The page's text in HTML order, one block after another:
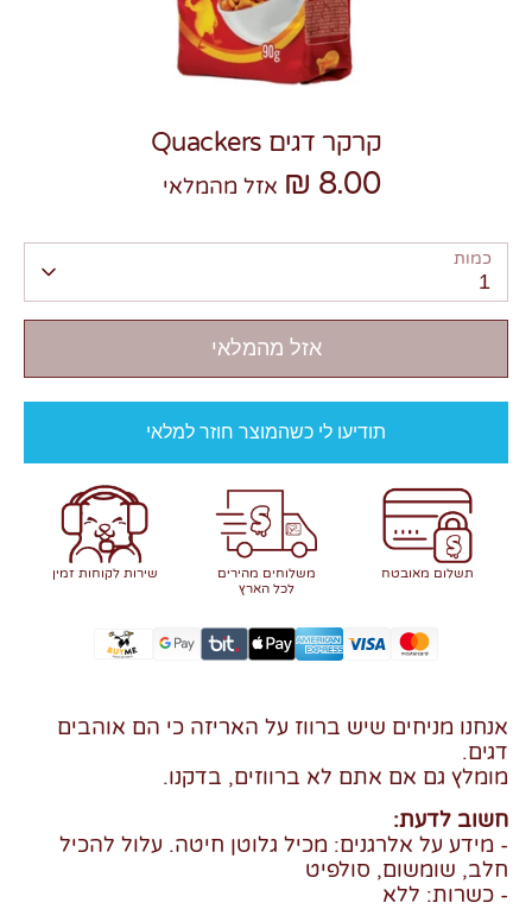
קרקר דגים Quackers
8.00 ₪ אזל מהמלאי
כמות
1
אזל מהמלאי
תודיעו לי כשהמוצר חוזר למלאי
תשלום מאובטח
משלוחים מהירים
לכל הארץ
שירות לקוחות זמין
אנחנו מניחים שיש ברווז על האריזה כי הם אוהבים
דגים.
מומלץ גם אם אתם לא ברווזים, בדקנו.
חשוב לדעת:
- מידע על אלרגנים: מכיל גלוטן חיטה. עלול להכיל
חלב, שומשום, סולפיט
- כשרות: ללא